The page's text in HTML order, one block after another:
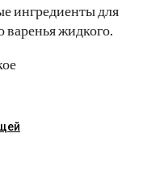
ингредиенты для
варенья жидкого.